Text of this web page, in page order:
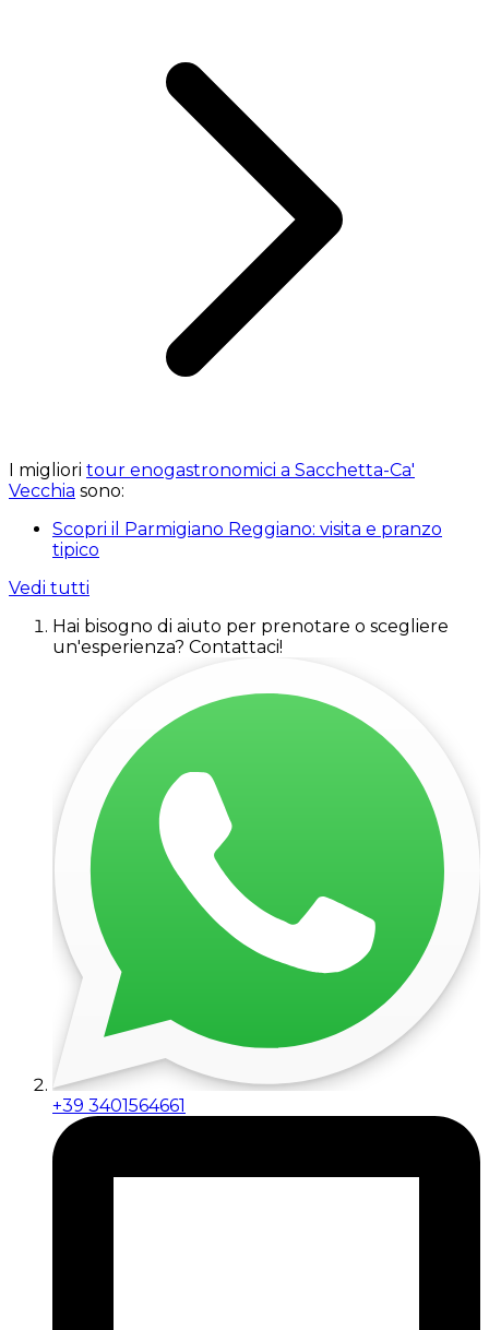
I migliori tour enogastronomici a Sacchetta-Ca'
Vecchia sono:
Scopri il Parmigiano Reggiano: visita e pranzo
tipico
Vedi tutti
Hai bisogno di aiuto per prenotare o scegliere
un'esperienza? Contattaci!
+39 3401564661